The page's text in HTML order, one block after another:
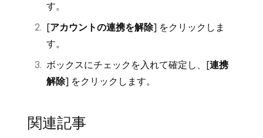
す。
[アカウントの連携を解除] をクリックしま
す。
ボックスにチェックを入れて確定し、[連携
解除] をクリックします。
関連記事